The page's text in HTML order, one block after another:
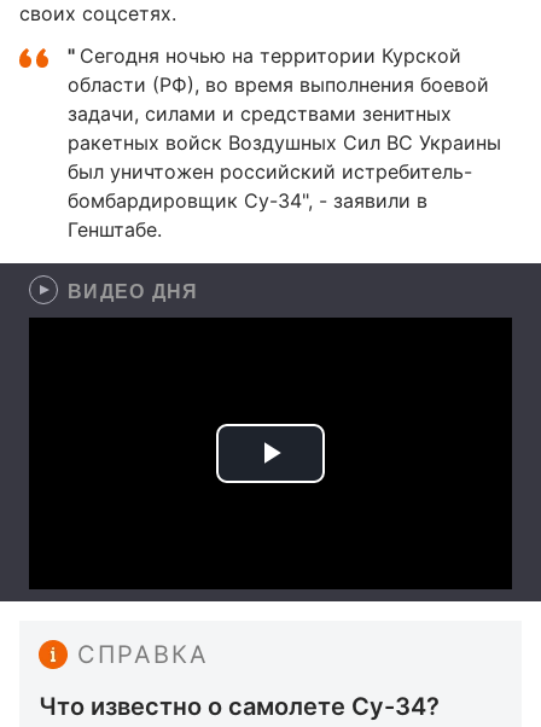
своих соцсетях.
" Сегодня ночью на территории Курской
области (РФ), во время выполнения боевой
задачи, силами и средствами зенитных
ракетных войск Воздушных Сил ВС Украины
был уничтожен российский истребитель-
бомбардировщик Су-34", - заявили в
Генштабе.
ВИДЕО ДНЯ
СПРАВКА
Что известно о самолете Су-34?